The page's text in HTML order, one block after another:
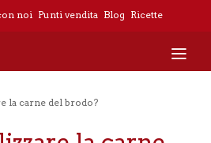
noi Punti vendita Blog Ricette
la carne del brodo?